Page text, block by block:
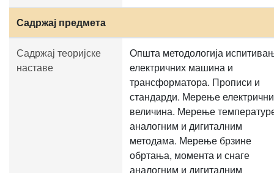
Садржај предмета
Садржај теоријске
наставе
Општа методологија
електричних машина и
трансформатора. Прописи и
стандарди. Мерење
величина. Мерење
аналогним и дигиталним
методама. Мерење брзине
обртања, момента и снаге
аналогним и дигиталним